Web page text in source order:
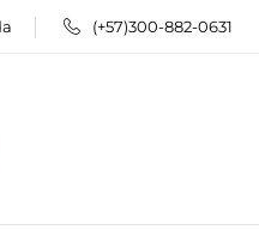
(+57)300-882-0631